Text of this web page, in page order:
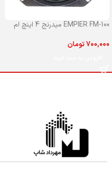
EMPIER FM-100 میدرنج 4 اینچ ام
700,000تومان